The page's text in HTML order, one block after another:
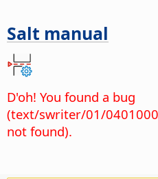
Salt manual
D'oh! You found a bug
(text/swriter/01/
not found).